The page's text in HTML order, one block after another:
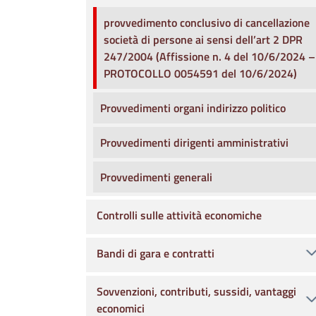
provvedimento conclusivo di cancellazione
società di persone ai sensi dell’art 2 DPR
247/2004 (Affissione n. 4 del 10/6/2024 –
PROTOCOLLO 0054591 del 10/6/2024)
Provvedimenti organi indirizzo politico
Provvedimenti dirigenti amministrativi
Provvedimenti generali
Controlli sulle attività economiche
Bandi di gara e contratti
Sovvenzioni, contributi, sussidi, vantaggi
economici